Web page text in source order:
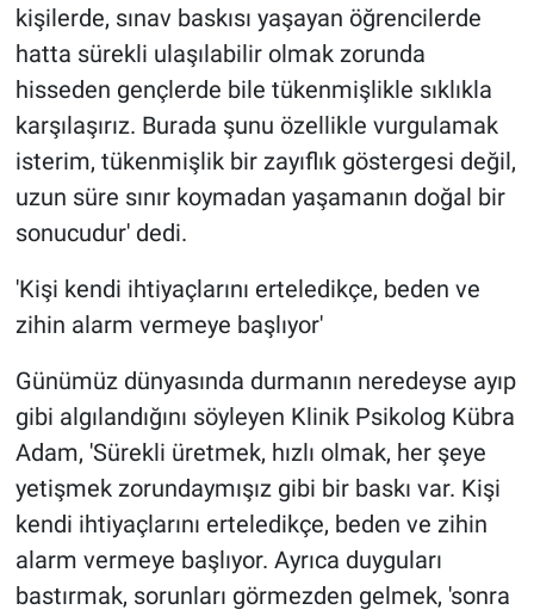
kişilerde, sınav baskısı yaşayan öğrencilerde
hatta sürekli ulaşılabilir olmak zorunda
hisseden gençlerde bile tükenmişlikle sıklıkla
karşılaşırız. Burada şunu özellikle vurgulamak
isterim, tükenmişlik bir zayıflık göstergesi değil,
uzun süre sınır koymadan yaşamanın doğal bir
sonucudur' dedi.
'Kişi kendi ihtiyaçlarını erteledikçe, beden ve
zihin alarm vermeye başlıyor'
Günümüz dünyasında durmanın neredeyse ayıp
gibi algılandığını söyleyen Klinik Psikolog Kübra
Adam, 'Sürekli üretmek, hızlı olmak, her şeye
yetişmek zorundaymışız gibi bir baskı var. Kişi
kendi ihtiyaçlarını erteledikçe, beden ve zihin
alarm vermeye başlıyor. Ayrıca duyguları
bastırmak, sorunları görmezden gelmek, 'sonra